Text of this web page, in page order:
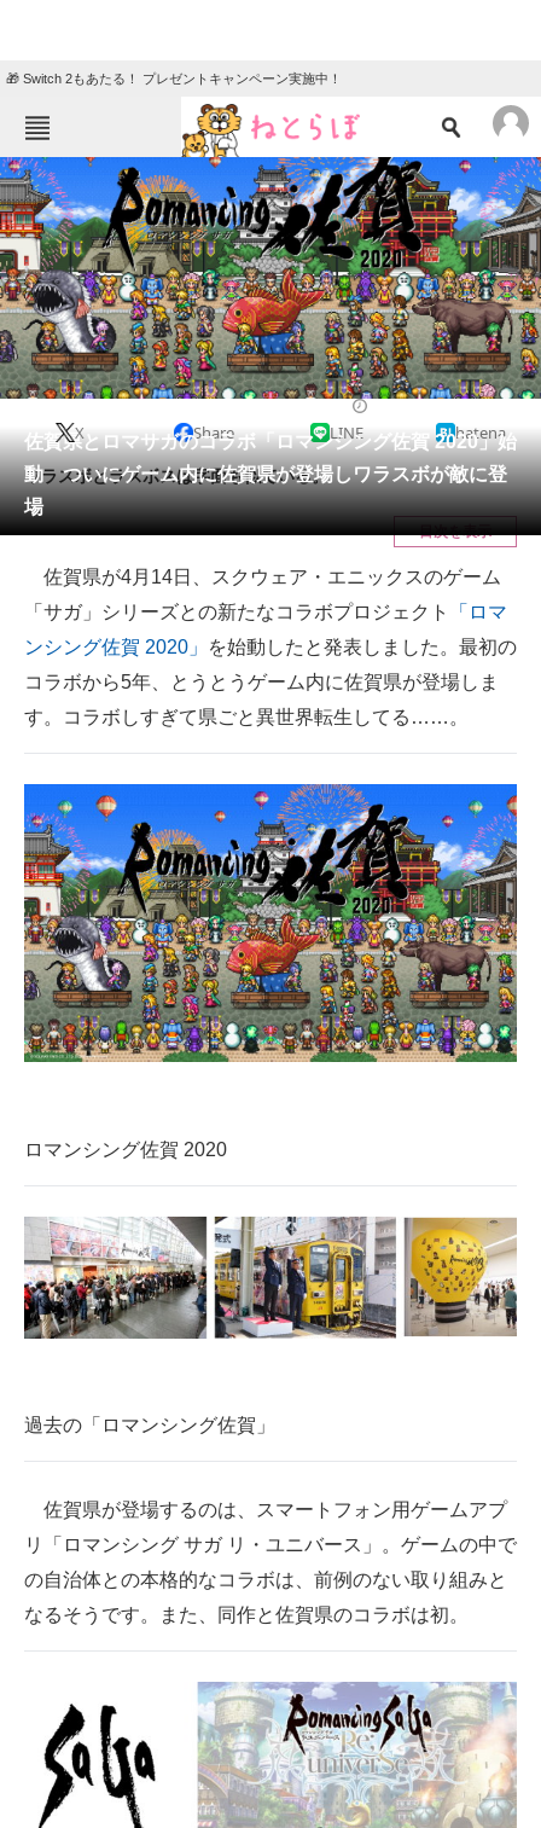
🎁 Switch 2もあたる！ プレゼントキャンペーン実施中！
ねとらぼメニュー
TOP ニュース
エンタメ クイズ
グルメ 地域
住まい 教育・育児
動物 リサーチ
会員記事
メディア
注目記事を集めた総合ページ
ITの今と未来を見通す
スマホと通信の最新トレンド
進化するPCとデバイスの未来
ビジネスと働き方のヒント
AI活用のいまが分かる
企業ITのトレンドを詳説
経営リーダーのコミュニティ
マーケ×ITの今がよく分かる
ITエンジニア向け専門サイト
IT製品の技術・比較・事例
製造業のIT導入・活用を支援
モノづくり技術者専門サイト
エレクトロニクス専門サイト
エネルギーの専門メディア
佐賀県とロマサガのコラボ「ロマンシング佐賀 2020」始
動 ついにゲーム内に佐賀県が登場しワラスボが敵に登
場
X Share LINE hatena
ワラスボとラスボスは字面も似ている。
目次を表示
佐賀県が4月14日、スクウェア・エニックスのゲーム
「サガ」シリーズとの新たなコラボプロジェクト
「ロマ
ンシング佐賀 2020」
を始動したと発表しました。最初の
コラボから5年、とうとうゲーム内に佐賀県が登場しま
す。コラボしすぎて県ごと異世界転生してる……。
ロマンシング佐賀 2020
過去の「ロマンシング佐賀」
佐賀県が登場するのは、スマートフォン用ゲームアプ
リ「ロマンシング サガ リ・ユニバース」。ゲームの中で
の自治体との本格的なコラボは、前例のない取り組みと
なるそうです。また、同作と佐賀県のコラボは初。